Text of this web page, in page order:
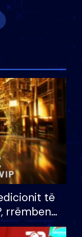
të
rrëmben
mijë eurosh